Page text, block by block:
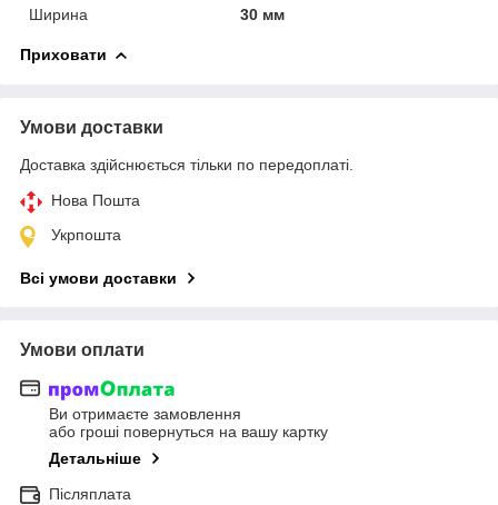
Ширина
30 мм
Приховати
Умови доставки
Доставка здійснюється тільки по передоплаті.
Нова Пошта
Укрпошта
Всі умови доставки
Умови оплати
Ви отримаєте замовлення
або гроші повернуться на вашу картку
Детальніше
Післяплата